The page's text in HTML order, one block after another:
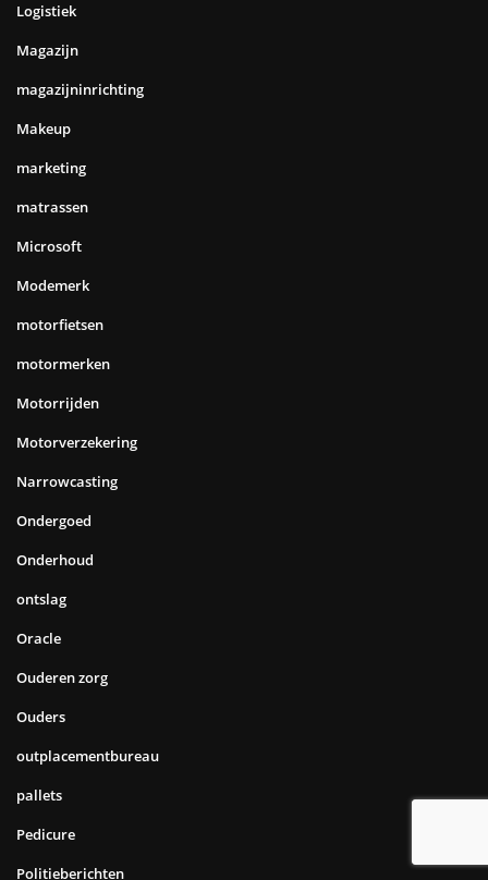
Logistiek
Magazijn
magazijninrichting
Makeup
marketing
matrassen
Microsoft
Modemerk
motorfietsen
motormerken
Motorrijden
Motorverzekering
Narrowcasting
Ondergoed
Onderhoud
ontslag
Oracle
Ouderen zorg
Ouders
outplacementbureau
pallets
Pedicure
Politieberichten